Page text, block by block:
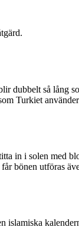
dubbelt så lång
Turkiet
in i solen med
bönen utföras
islamiska